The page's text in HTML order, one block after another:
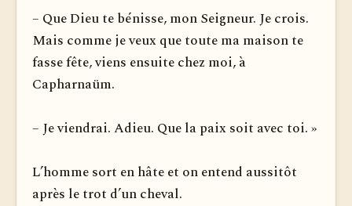
– Que Dieu te bénisse, mon Seigneur. Je crois.
Mais comme je veux que toute ma maison te
fasse fête, viens ensuite chez moi, à
Capharnaüm.
– Je viendrai. Adieu. Que la paix soit avec toi. »
L’homme sort en hâte et on entend aussitôt
après le trot d’un cheval.